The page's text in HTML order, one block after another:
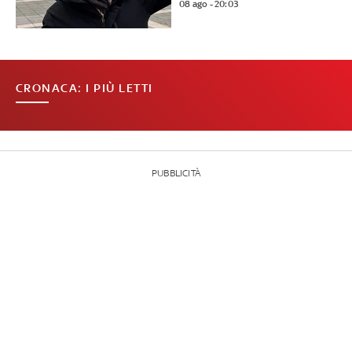
08 ago - 20:03
CRONACA: I PIÙ LETTI
PUBBLICITÀ